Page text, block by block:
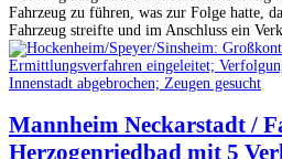
Fahrzeug zu führen, was zur Folge hatte,
Fahrzeug streifte und im Anschluss ein
Mannheim Neckarstadt /
Herzogenriedbad mit 5